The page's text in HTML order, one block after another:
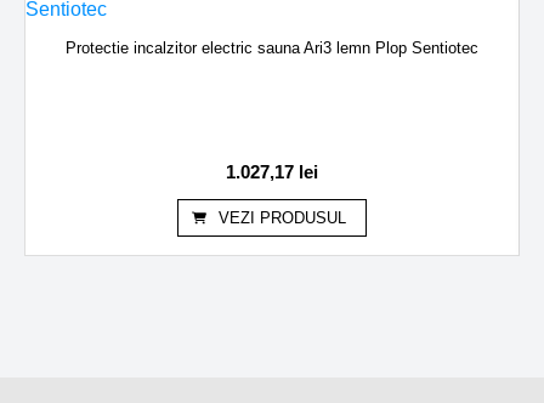
Protectie incalzitor electric sauna Ari3 lemn Plop Sentiotec
1.027,17 lei
VEZI PRODUSUL